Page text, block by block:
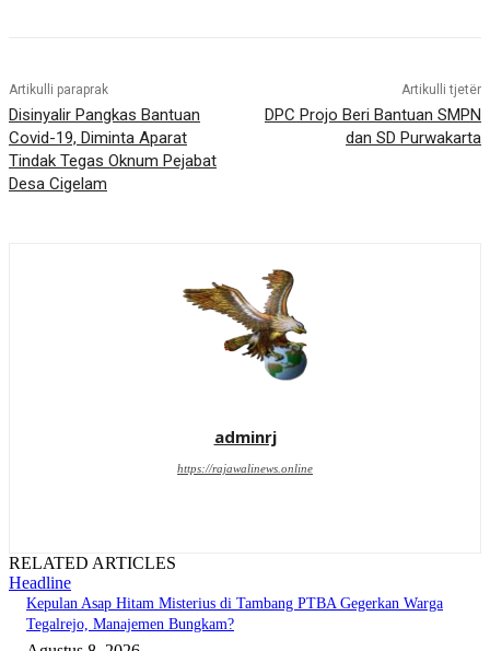
Artikulli paraprak
Disinyalir Pangkas Bantuan
Covid-19, Diminta Aparat
Tindak Tegas Oknum Pejabat
Desa Cigelam
Artikulli tjetër
DPC Projo Beri Bantuan SMPN
dan SD Purwakarta
adminrj
https://rajawalinews.online
RELATED ARTICLES
Headline
Kepulan Asap Hitam Misterius di Tambang PTBA Gegerkan Warga
Tegalrejo, Manajemen Bungkam?